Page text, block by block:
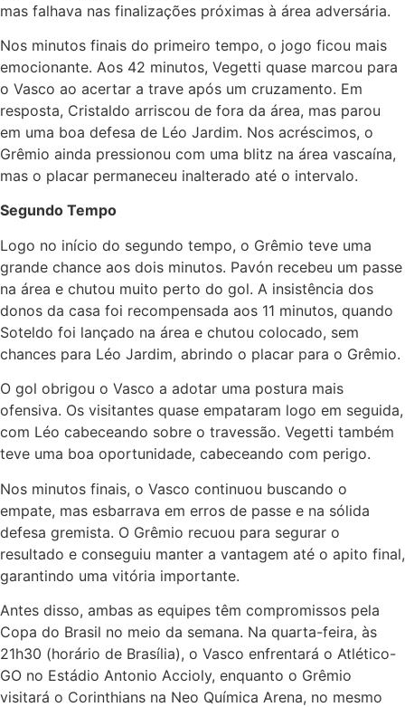
mas falhava nas finalizações próximas à área adversária.
Nos minutos finais do primeiro tempo, o jogo ficou mais
emocionante. Aos 42 minutos, Vegetti quase marcou para
o Vasco ao acertar a trave após um cruzamento. Em
resposta, Cristaldo arriscou de fora da área, mas parou
em uma boa defesa de Léo Jardim. Nos acréscimos, o
Grêmio ainda pressionou com uma blitz na área vascaína,
mas o placar permaneceu inalterado até o intervalo.
Segundo Tempo
Logo no início do segundo tempo, o Grêmio teve uma
grande chance aos dois minutos. Pavón recebeu um passe
na área e chutou muito perto do gol. A insistência dos
donos da casa foi recompensada aos 11 minutos, quando
Soteldo foi lançado na área e chutou colocado, sem
chances para Léo Jardim, abrindo o placar para o Grêmio.
O gol obrigou o Vasco a adotar uma postura mais
ofensiva. Os visitantes quase empataram logo em seguida,
com Léo cabeceando sobre o travessão. Vegetti também
teve uma boa oportunidade, cabeceando com perigo.
Nos minutos finais, o Vasco continuou buscando o
empate, mas esbarrava em erros de passe e na sólida
defesa gremista. O Grêmio recuou para segurar o
resultado e conseguiu manter a vantagem até o apito final,
garantindo uma vitória importante.
Antes disso, ambas as equipes têm compromissos pela
Copa do Brasil no meio da semana. Na quarta-feira, às
21h30 (horário de Brasília), o Vasco enfrentará o Atlético-
GO no Estádio Antonio Accioly, enquanto o Grêmio
visitará o Corinthians na Neo Química Arena, no mesmo